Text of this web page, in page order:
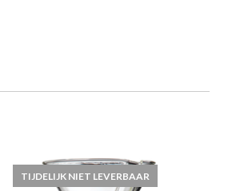
TIJDELIJK NIET LEVERBAAR